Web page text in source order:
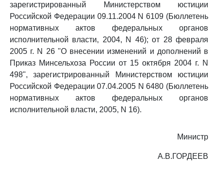
зарегистрированный Министерством юстиции
Российской Федерации 09.11.2004 N 6109 (Бюллетень
нормативных актов федеральных органов
исполнительной власти, 2004, N 46); от 28 февраля
2005 г. N 26 "О внесении изменений и дополнений в
Приказ Минсельхоза России от 15 октября 2004 г. N
498", зарегистрированный Министерством юстиции
Российской Федерации 07.04.2005 N 6480 (Бюллетень
нормативных актов федеральных органов
исполнительной власти, 2005, N 16).
Министр
А.В.ГОРДЕЕВ